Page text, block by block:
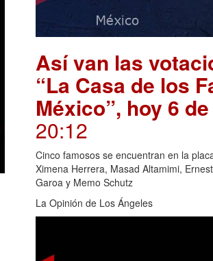
Así van las
“La Casa de los
México”, hoy 6
20:12
Cinco famosos se encuentran en la
Ximena Herrera, Masad Altamimi,
Garoa y Memo Schutz
La Opinión de Los Ángeles